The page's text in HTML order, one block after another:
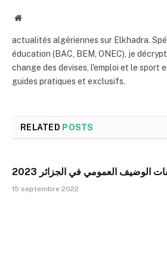
Website
actualités algériennes sur Elkhadra.
éducation (BAC, BEM, ONEC), je
change des devises, l'emploi et le sport
guides pratiques et exclusifs.
RELATED POSTS
الوضيف العمومي في الجزائر 2023
15 septembre 2022